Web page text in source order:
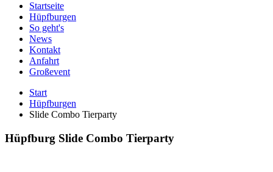
Startseite
Hüpfburgen
So geht's
News
Kontakt
Anfahrt
Großevent
Start
Hüpfburgen
Slide Combo Tierparty
Hüpfburg Slide Combo Tierparty